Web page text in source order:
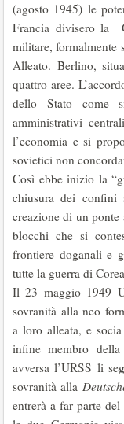
(agosto 1945) le
Francia divisero la
militare,
Alleato. Berlino,
quattro aree.
dello Stato come
amministrativi
l’economia e si
sovietici non
Così ebbe inizio la
chiusura dei
creazione di un
blocchi che si
frontiere doganali e
tutte la guerra di
Il 23 maggio 1949
sovranità alla neo
a loro alleata, e
infine membro
avversa l’URSS li
sovranità alla
entrerà a far parte